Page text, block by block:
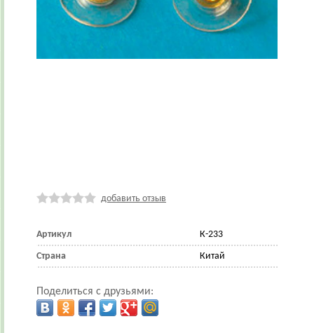
добавить отзыв
Артикул К-233
Страна Китай
Поделиться с друзьями: